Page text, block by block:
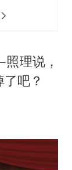
理说，
吧？